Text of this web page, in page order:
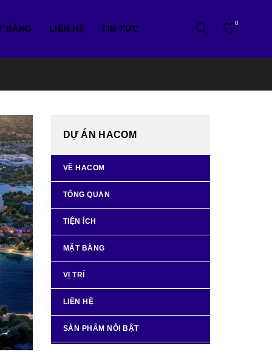
BẰNG LIÊN HỆ TIN TỨC
0
DỰ ÁN HACOM
VỀ HACOM
TỔNG QUAN
TIỆN ÍCH
MẶT BẰNG
VỊ TRÍ
LIÊN HỆ
SẢN PHẨM NỖI BẬT